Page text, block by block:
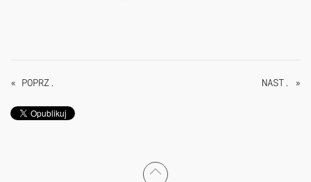
« POPRZ. NAST. »